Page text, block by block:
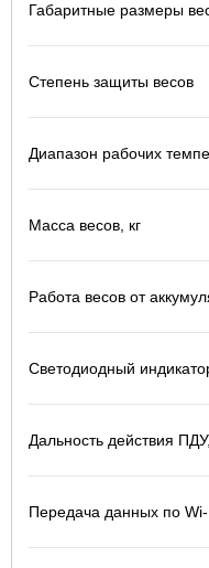
Габаритные размеры
Степень защиты весов
Диапазон рабочих
Масса весов, кг
Работа весов от
Светодиодный
Дальность действия
Передача данных по